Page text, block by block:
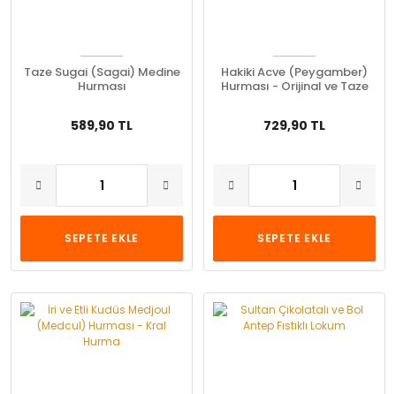
Taze Sugai (Sagai) Medine
Hurması
589,90 TL
SEPETE EKLE
Hakiki Acve (Peygamber)
Hurması - Orijinal ve Taze
729,90 TL
SEPETE EKLE